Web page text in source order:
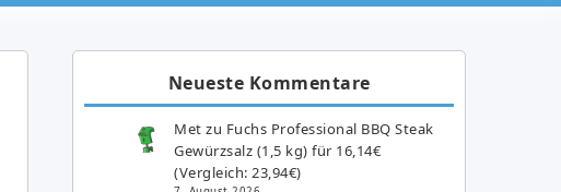
Neueste Kommentare
Met zu Fuchs Professional BBQ Steak
Gewürzsalz (1,5 kg) für 16,14€
(Vergleich: 23,94€)